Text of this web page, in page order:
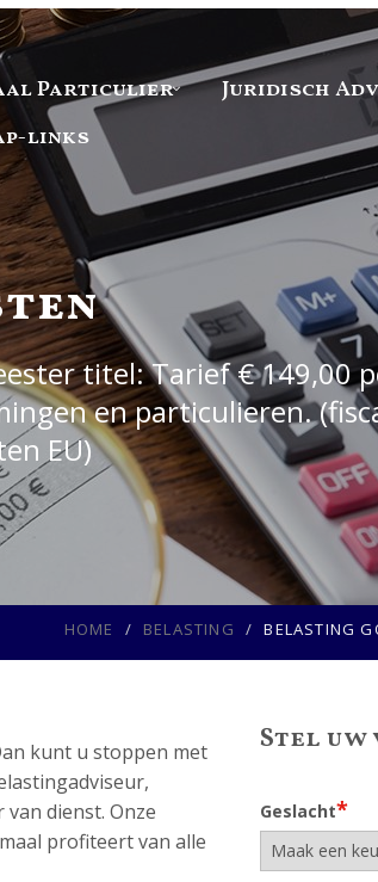
Particulier Juridisch
links
titel: Tarief € 149,00
en particulieren.
EU)
HOME BELASTING BELASTING
kunt u stoppen met
dienst. Onze
profiteert van alle
Stel uw
Geslacht*